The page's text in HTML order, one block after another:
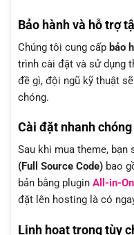
Bảo hành và hỗ trợ
Chúng tôi cung cấp bảo
trình cài đặt và sử dụng
đề gì, đội ngũ kỹ thuật
chóng.
Cài đặt nhanh
Sau khi mua theme, bạn
(Full Source Code) bao
bản bằng plugin All-in-
đặt lên hosting là có
Linh hoạt trong tùy